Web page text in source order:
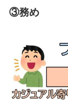
③務め